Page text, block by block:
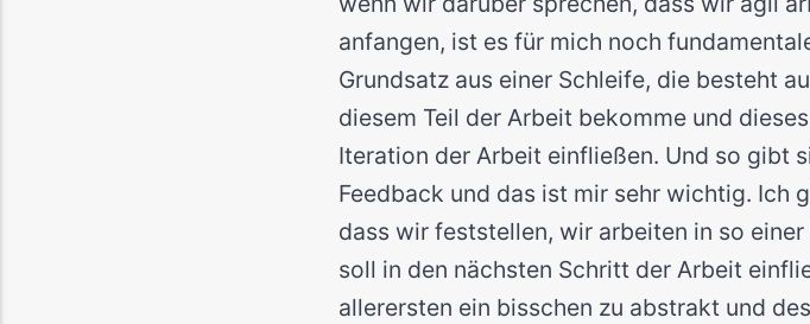
anfangen, ist es für mich noch
Grundsatz aus einer Schleife, die besteht
diesem Teil der Arbeit bekomme und
Iteration der Arbeit einfließen. Und so gibt
Feedback und das ist mir sehr wichtig. Ich
dass wir feststellen, wir arbeiten in so
soll in den nächsten Schritt der Arbeit
allerersten ein bisschen zu abstrakt und